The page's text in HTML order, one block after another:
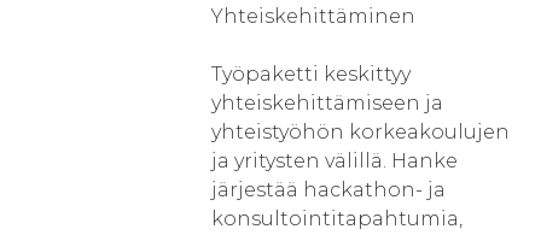
Yhteiskehittäminen
Työpaketti keskittyy
yhteiskehittämiseen ja
yhteistyöhön korkeakoulujen
ja yritysten välillä. Hanke
järjestää hackathon- ja
konsultointitapahtumia,